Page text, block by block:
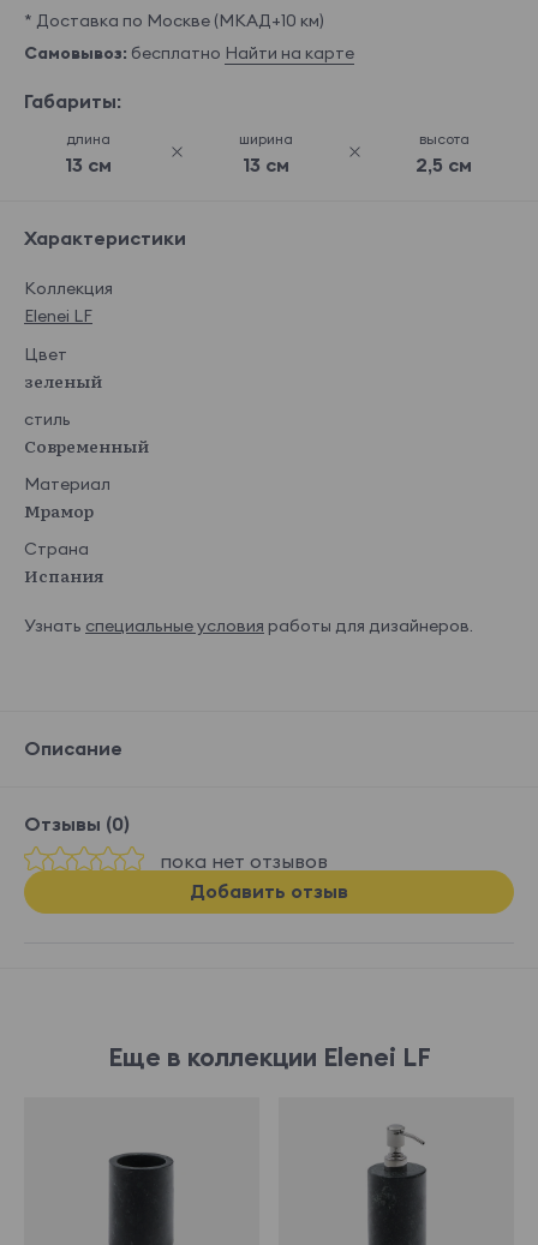
* Доставка по Москве (МКАД+10 км)
Самовывоз: бесплатно Найти на карте
Габариты:
длина
13 см
ширина
13 см
высота
2,5 см
Характеристики
Коллекция
Elenei LF
Цвет
зеленый
стиль
Современный
Материал
Мрамор
Страна
Испания
Узнать специальные условия работы для дизайнеров.
Описание
Отзывы (0)
пока нет отзывов
Добавить отзыв
Еще в коллекции Elenei LF